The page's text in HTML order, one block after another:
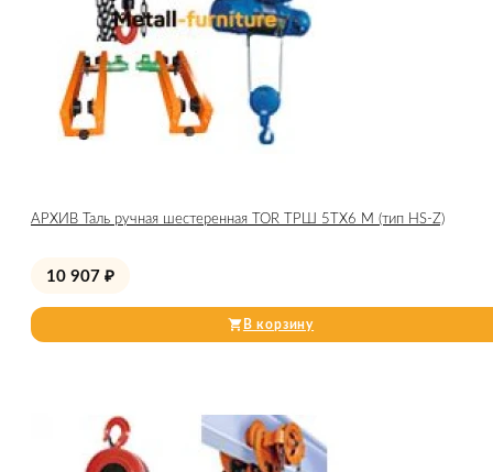
АРХИВ Таль ручная шестеренная TOR ТРШ 5ТХ6 М (тип HS-Z)
10 907 ₽
В корзину